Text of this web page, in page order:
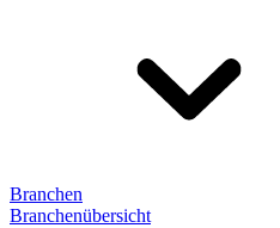
Branchen
Branchenübersicht